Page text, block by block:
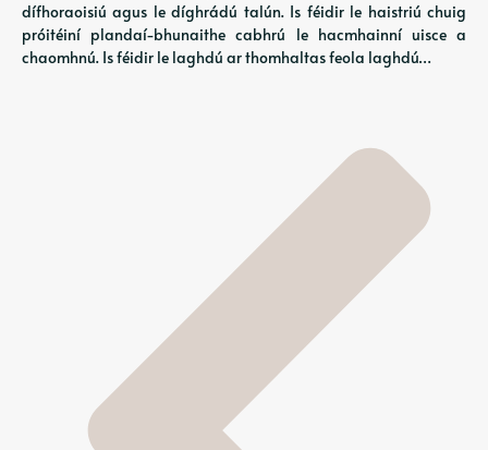
dífhoraoisiú agus le díghrádú talún. Is féidir le haistriú chuig
próitéiní plandaí-bhunaithe cabhrú le hacmhainní uisce a
chaomhnú. Is féidir le laghdú ar thomhaltas feola laghdú…